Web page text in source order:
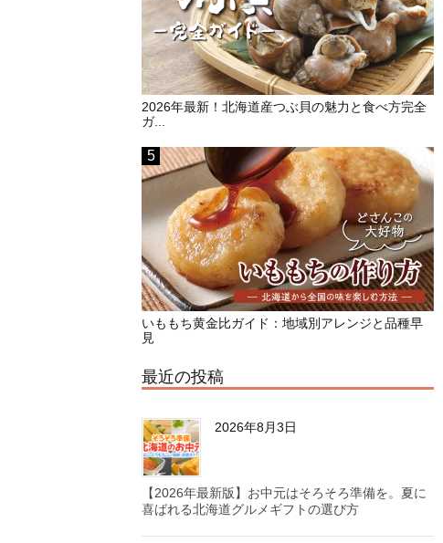
2026年最新！北海道産つぶ貝の魅力と食べ方完全
ガ...
いももち黄金比ガイド：地域別アレンジと品種早
見
最近の投稿
2026年8月3日
【2026年最新版】お中元はそろそろ準備を。夏に
喜ばれる北海道グルメギフトの選び方